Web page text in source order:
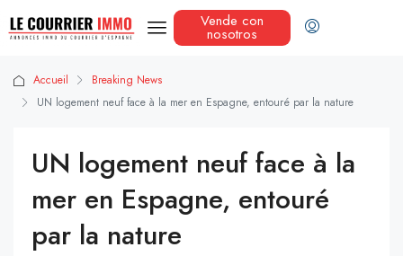
Vende con
nosotros
Accueil
Breaking News
UN logement neuf face à la mer en Espagne, entouré par la nature
UN logement neuf face à la
mer en Espagne, entouré
par la nature